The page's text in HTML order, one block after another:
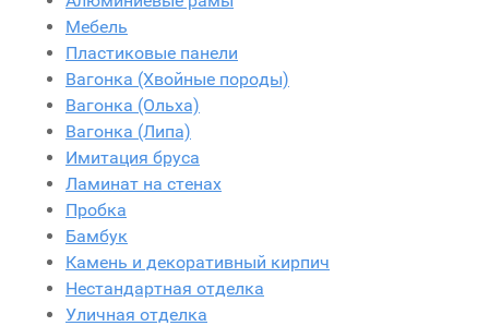
Мебель
Пластиковые панели
Вагонка (Хвойные породы)
Вагонка (Ольха)
Вагонка (Липа)
Имитация бруса
Ламинат на стенах
Пробка
Бамбук
Камень и декоративный кирпич
Нестандартная отделка
Уличная отделка